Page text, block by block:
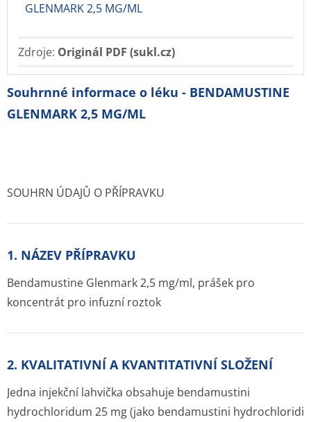
GLENMARK 2,5 MG/ML
Zdroje: Originál PDF (sukl.cz)
Souhrnné informace o léku - BENDAMUSTINE
GLENMARK 2,5 MG/ML
SOUHRN ÚDAJŮ O PŘÍPRAVKU
1. NÁZEV PŘÍPRAVKU
Bendamustine Glenmark 2,5 mg/ml, prášek pro
koncentrát pro infuzní roztok
2. KVALITATIVNÍ A KVANTITATIVNÍ SLOŽENÍ
Jedna injekční lahvička obsahuje bendamustini
hydrochloridum 25 mg (jako bendamustini hydrochloridi